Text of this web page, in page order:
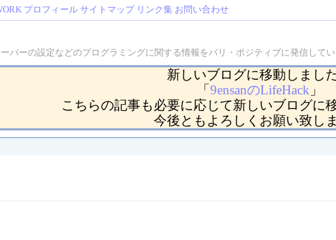
プロフィール サイトマップ リンク集 お問い合わせ
ーバーの設定などのプログラミングに関する情報をバリ・ポジティブに発信して
新しいブログに移動しました
「 9ensanのLifeHack 」
こちらの記事も必要に応じて新しいブログに
今後ともよろしくお願い致しま